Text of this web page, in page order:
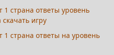
1 страна ответы уровень
игру
1 страна ответы на уровень